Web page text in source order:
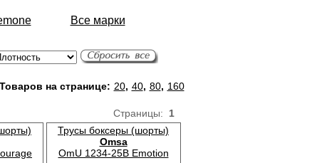
Все марки
Товаров на странице: 20, 40, 80, 160
Страницы: 1
Трусы боксеры (шорты)
Omsa
OmU 1234-25B Emotion